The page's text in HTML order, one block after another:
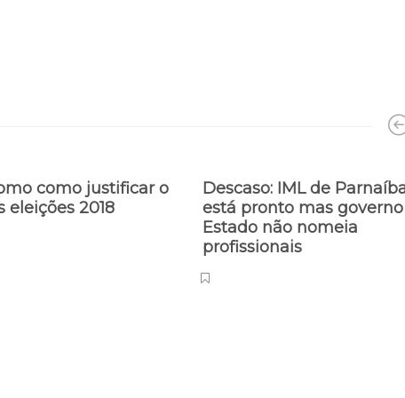
como justificar o
eleições 2018
Descaso: IML de
está pronto mas
Estado não nomeia
profissionais